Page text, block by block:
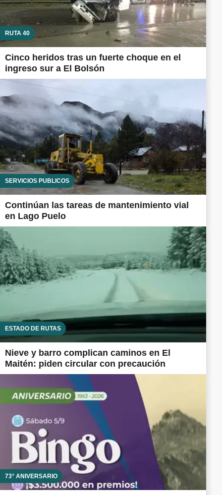
RUTA 40
Cinco heridos tras un fuerte choque en el
ingreso sur a El Bolsón
SERVICIOS PÚBLICOS
Continúan las tareas de mantenimiento vial
en Lago Puelo
ESTADO DE RUTAS
Nieve y barro complican caminos en El
Maitén: piden circular con precaución
73° ANIVERSARIO